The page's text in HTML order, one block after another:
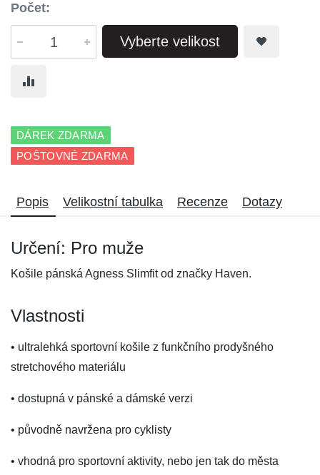
Počet:
Vyberte velikost
DÁREK ZDARMA
POŠTOVNÉ ZDARMA
Popis Velikostní tabulka Recenze Dotazy
Určení: Pro muže
Košile pánská Agness Slimfit od značky Haven.
Vlastnosti
• ultralehká sportovní košile z funkčního prodyšného
stretchového materiálu
• dostupná v pánské a dámské verzi
• původně navržena pro cyklisty
• vhodná pro sportovní aktivity, nebo jen tak do města